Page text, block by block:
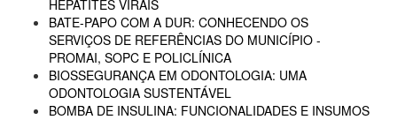
HEPATITES VIRAIS
BATE-PAPO COM A DUR: CONHECENDO OS
SERVIÇOS DE REFERÊNCIAS DO MUNICÍPIO -
PROMAI, SOPC E POLICLÍNICA
BIOSSEGURANÇA EM ODONTOLOGIA: UMA
ODONTOLOGIA SUSTENTÁVEL
BOMBA DE INSULINA: FUNCIONALIDADES E INSUMOS